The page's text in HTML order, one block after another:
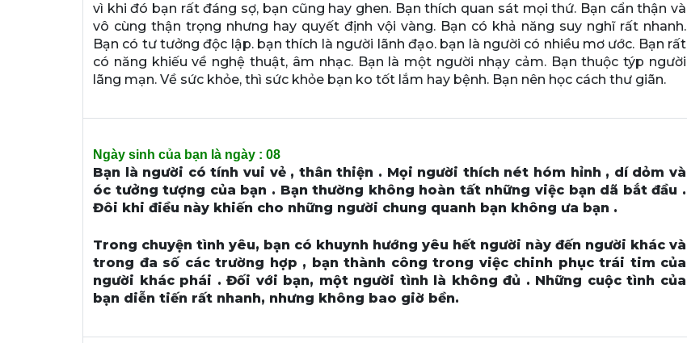
vì khi đó bạn rất đáng sợ, bạn cũng hay ghen. Bạn thích quan sát mọi thứ. Bạn cẩn thận và
vô cùng thận trọng nhưng hay quyết định vội vàng. Bạn có khả năng suy nghĩ rất nhanh.
Bạn có tư tưởng độc lập. bạn thích là người lãnh đạo. bạn là người có nhiều mơ ước. Bạn rất
có năng khiếu về nghệ thuật, âm nhạc. Bạn là một người nhạy cảm. Bạn thuộc týp người
lãng mạn. Về sức khỏe, thì sức khỏe bạn ko tốt lắm hay bệnh. Bạn nên học cách thư giãn.
Ngày sinh của bạn là ngày : 08
Bạn là người có tính vui vẻ , thân thiện . Mọi người thích nét hóm hỉnh , dí dỏm và
óc tưởng tượng của bạn . Bạn thường không hoàn tất những việc bạn dã bắt đầu .
Đôi khi điều này khiến cho những người chung quanh bạn không ưa bạn .
Trong chuyện tình yêu, bạn có khuynh hướng yêu hết người này đến người khác và
trong đa số các trường hợp , bạn thành công trong việc chinh phục trái tim của
người khác phái . Đối với bạn, một người tình là không đủ . Những cuộc tình của
bạn diễn tiến rất nhanh, nhưng không bao giờ bền.